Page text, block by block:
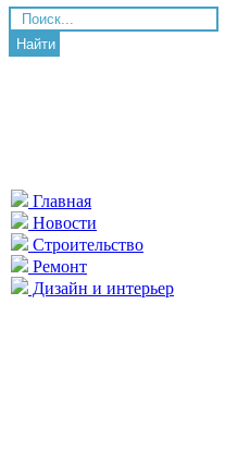
Найти
Главная
Новости
Строительство
Ремонт
Дизайн и интерьер